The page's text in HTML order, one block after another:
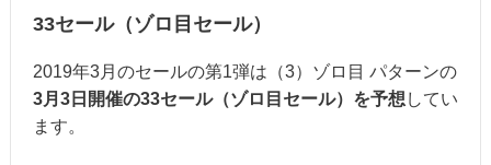
33セール（ゾロ目セール）
2019年3月のセールの第1弾は（3）ゾロ目 パターンの
3月3日開催の33セール（ゾロ目セール）を予想 してい
ます。